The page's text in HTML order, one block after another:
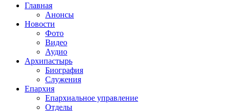
Главная
Анонсы
Новости
Фото
Видео
Аудио
Архипастырь
Биография
Служения
Епархия
Епархиальное управление
Отделы